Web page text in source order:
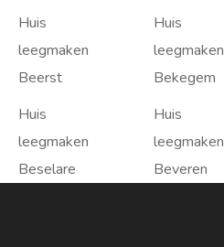
Huis
leegmaken
Beerst
Huis
leegmaken
Bekegem
Huis
leegmaken
Beselare
Huis
leegmaken
Beveren